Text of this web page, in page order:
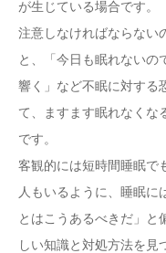
が生じている場合です。
注意しなければならな
と、「今日も眠れないの
響く」など不眠に対する
て、ますます眠れなくな
です。
客観的には短時間睡眠で
人もいるように、睡眠に
とはこうあるべきだ」と
しい知識と対処方法を見